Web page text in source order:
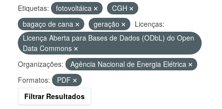
Etiquetas: fotovoltáica
CGH
bagaço de cana
geração
Licenças:
Licença Aberta para Bases de Dados (ODbL) do Open
Data Commons
Organizações:
Agência Nacional de Energia Elétrica
Formatos:
PDF
Filtrar Resultados